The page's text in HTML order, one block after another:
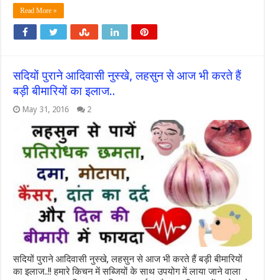
Read More »
सदियों पुराने आदिवासी नुस्खे, लहसुन से आज भी करते हैं
बड़ी बीमारियों का इलाज..
May 31, 2016 2
सदियों पुराने आदिवासी नुस्खे, लहसुन से आज भी करते हैं बड़ी बीमारियों
का इलाज..!! हमारे किचन में सब्जियों के साथ उपयोग में लाया जाने वाला